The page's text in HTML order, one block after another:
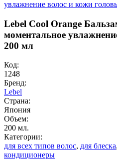
Lebel Cool Orange
моментальное
200 мл
Код:
1248
Бренд:
Lebel
Страна:
Япония
Объем:
200 мл.
Категории:
для всех типов волос, для блеска,
кондиционеры